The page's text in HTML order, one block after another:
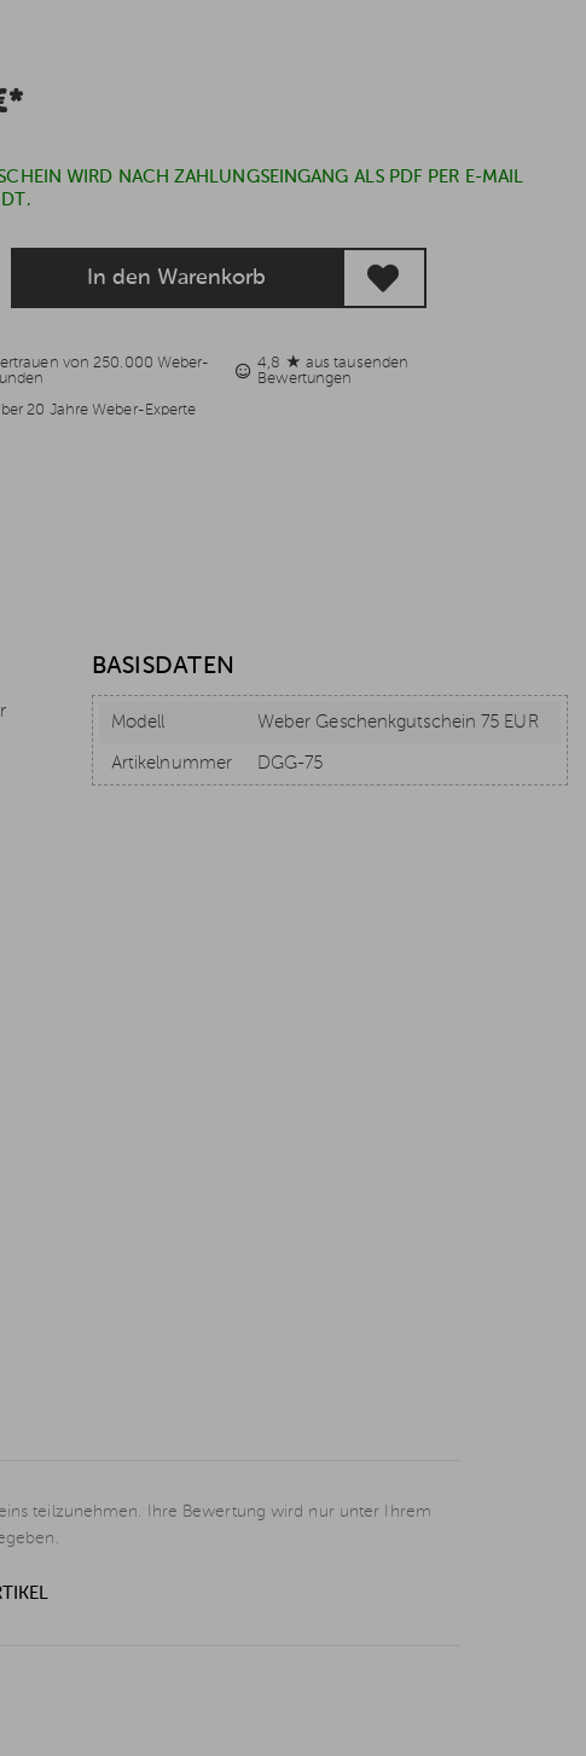
WIRD NACH ZAHLUNGSEINGANG ALS PDF PER E-MAIL
In den Warenkorb
von 250.000 Weber-
4,8 ★ aus tausenden
Bewertungen
20 Jahre Weber-Experte
BASISDATEN
Modell Weber Geschenkgutschein 75 EUR
Artikelnummer DGG-75
teilzunehmen. Ihre Bewertung wird nur unter Ihrem